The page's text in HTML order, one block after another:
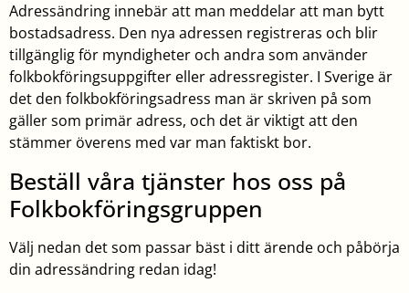
Adressändring innebär att man meddelar att man bytt
bostadsadress. Den nya adressen registreras och blir
tillgänglig för myndigheter och andra som använder
folkbokföringsuppgifter eller adressregister. I Sverige är
det den folkbokföringsadress man är skriven på som
gäller som primär adress, och det är viktigt att den
stämmer överens med var man faktiskt bor.
Beställ våra tjänster hos oss på
Folkbokföringsgruppen
Välj nedan det som passar bäst i ditt ärende och påbörja
din adressändring redan idag!